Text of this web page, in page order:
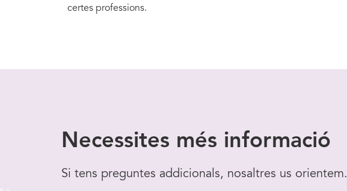
certes professions.
Necessites més informació
Si tens preguntes addicionals, nosaltres us orientem.